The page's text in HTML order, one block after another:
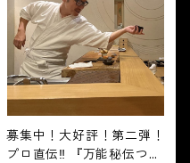
募集中！大好評！第二弾！
プロ直伝‼︎ 『万能秘伝つゆ